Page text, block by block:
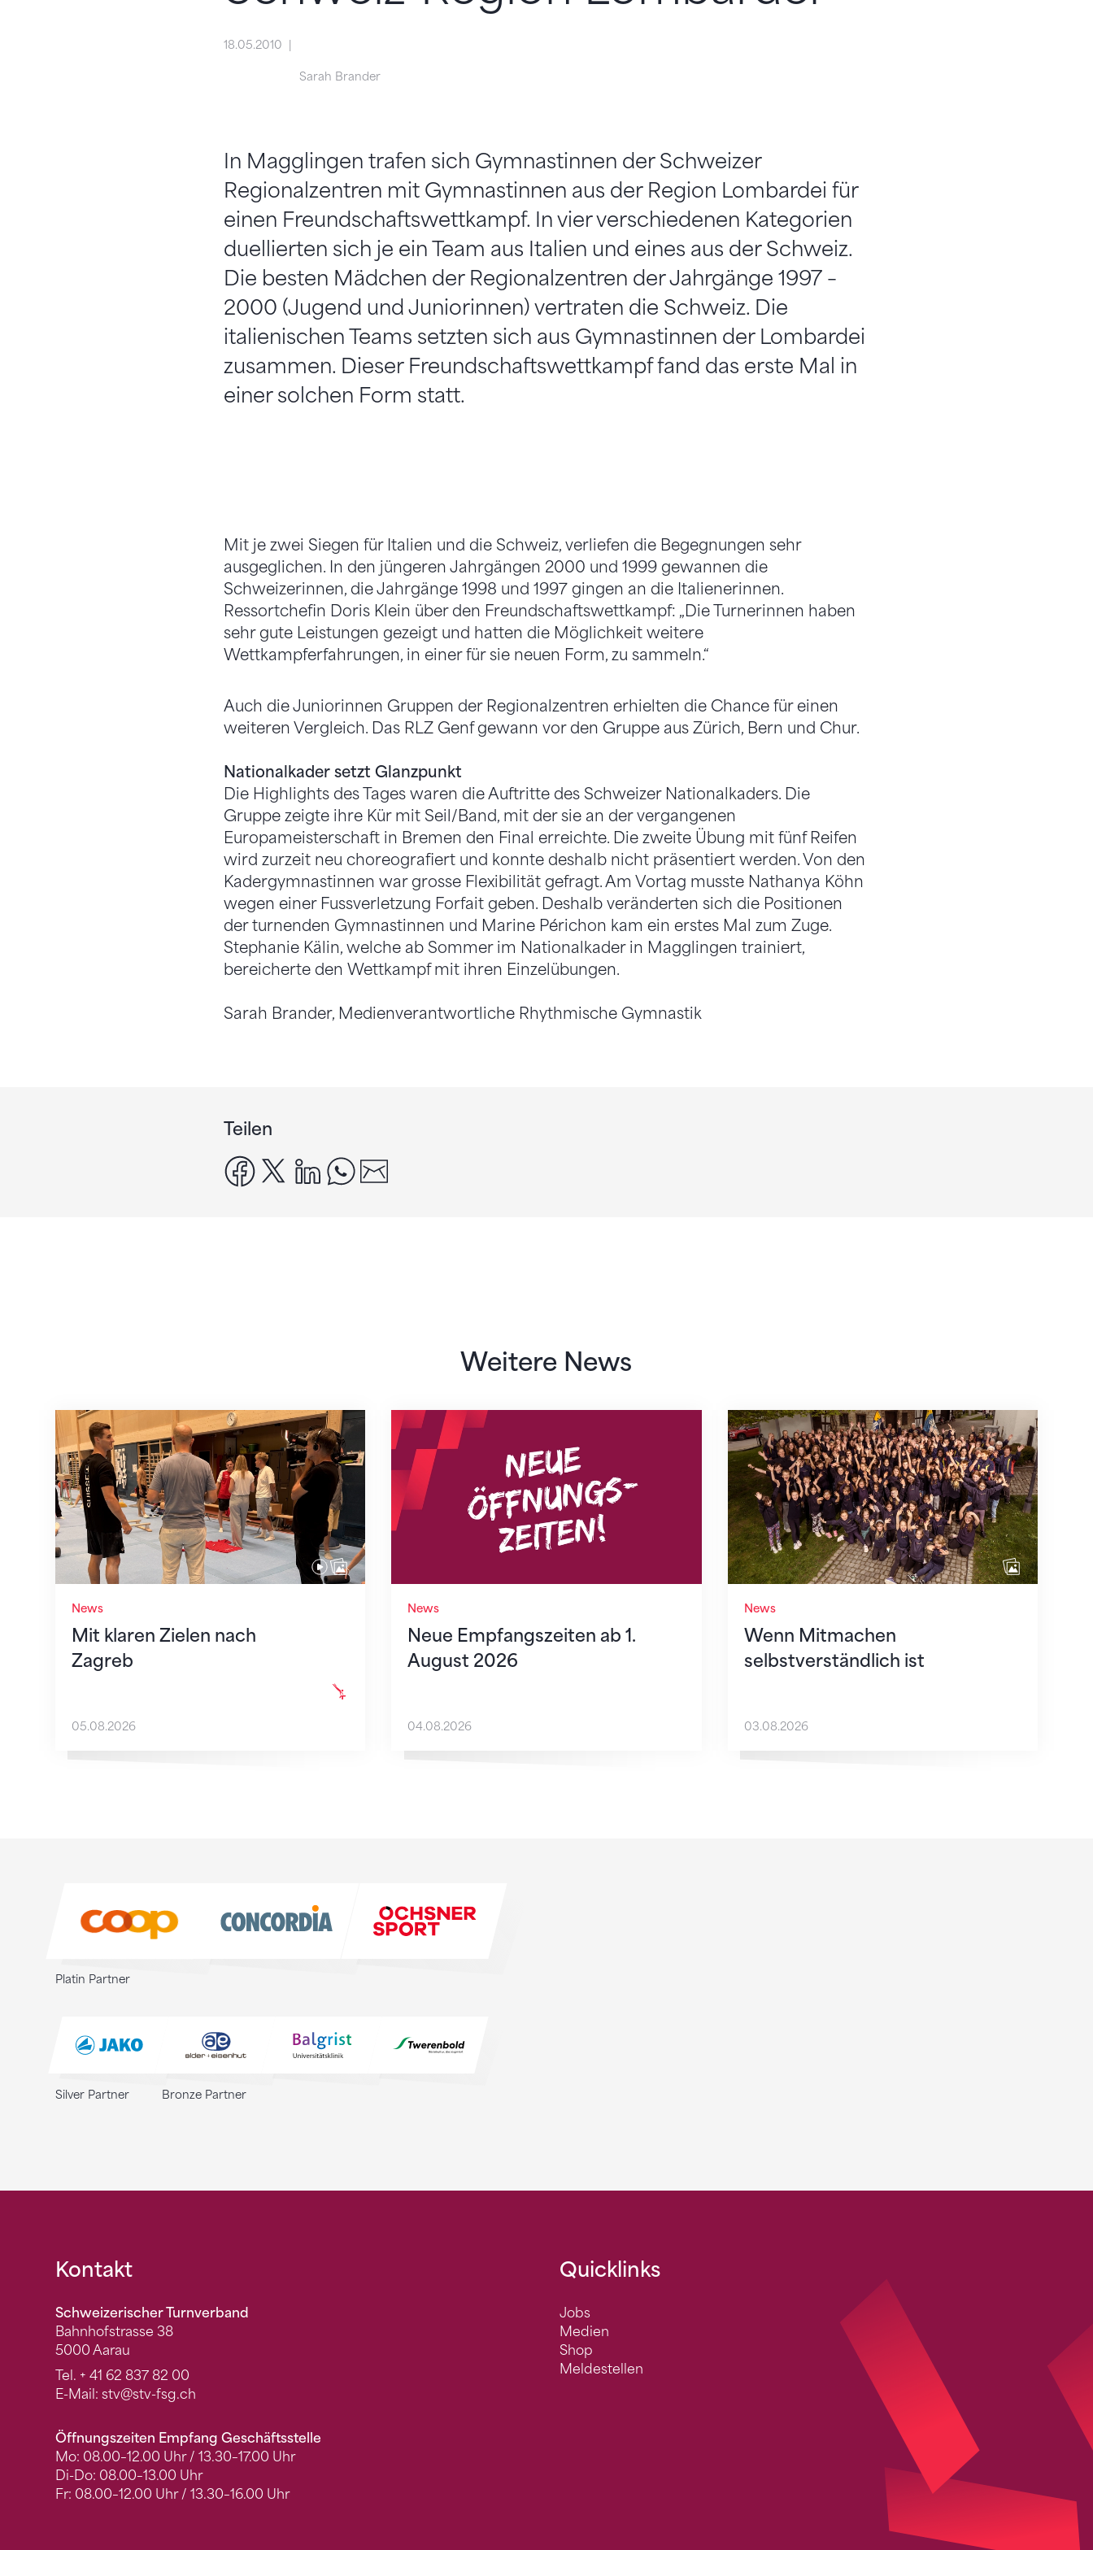
18.05.2010
Sarah Brander
In Magglingen trafen sich Gymnastinnen der Schweizer
Regionalzentren mit Gymnastinnen aus der Region Lombardei für
einen Freundschaftswettkampf. In vier verschiedenen Kategorien
duellierten sich je ein Team aus Italien und eines aus der Schweiz.
Die besten Mädchen der Regionalzentren der Jahrgänge 1997 –
2000 (Jugend und Juniorinnen) vertraten die Schweiz. Die
italienischen Teams setzten sich aus Gymnastinnen der Lombardei
zusammen. Dieser Freundschaftswettkampf fand das erste Mal in
einer solchen Form statt.
Mit je zwei Siegen für Italien und die Schweiz, verliefen die Begegnungen sehr
ausgeglichen. In den jüngeren Jahrgängen 2000 und 1999 gewannen die
Schweizerinnen, die Jahrgänge 1998 und 1997 gingen an die Italienerinnen.
Ressortchefin Doris Klein über den Freundschaftswettkampf: „Die Turnerinnen haben
sehr gute Leistungen gezeigt und hatten die Möglichkeit weitere
Wettkampferfahrungen, in einer für sie neuen Form, zu sammeln.“
Auch die Juniorinnen Gruppen der Regionalzentren erhielten die Chance für einen
weiteren Vergleich. Das RLZ Genf gewann vor den Gruppe aus Zürich, Bern und Chur.
Nationalkader setzt Glanzpunkt
Die Highlights des Tages waren die Auftritte des Schweizer Nationalkaders. Die
Gruppe zeigte ihre Kür mit Seil/Band, mit der sie an der vergangenen
Europameisterschaft in Bremen den Final erreichte. Die zweite Übung mit fünf Reifen
wird zurzeit neu choreografiert und konnte deshalb nicht präsentiert werden. Von den
Kadergymnastinnen war grosse Flexibilität gefragt. Am Vortag musste Nathanya Köhn
wegen einer Fussverletzung Forfait geben. Deshalb veränderten sich die Positionen
der turnenden Gymnastinnen und Marine Périchon kam ein erstes Mal zum Zuge.
Stephanie Kälin, welche ab Sommer im Nationalkader in Magglingen trainiert,
bereicherte den Wettkampf mit ihren Einzelübungen.
Sarah Brander, Medienverantwortliche Rhythmische Gymnastik
Teilen
facebook
x linkedinwhatsapp
Weitere News
News
Mit klaren Zielen nach
Zagreb
Mit klaren Zielen nach Zagreb
05.08.2026
News
Neue Empfangszeiten ab 1.
August 2026
Neue Empfangszeiten ab 1. August 2026
04.08.2026
News
Wenn Mitmachen
selbstverständlich ist
Wenn Mitmachen selbstverständlich ist
03.08.2026
Platin Partner
Silver Partner Bronze Partner
Fusszeile
Kontakt
Schweizerischer Turnverband
Bahnhofstrasse 38
5000 Aarau
Tel. + 41 62 837 82 00
E-Mail: stv@stv-fsg.ch
Öffnungszeiten Empfang Geschäftsstelle
Mo: 08.00–12.00 Uhr / 13.30–17.00 Uhr
Di-Do: 08.00–13.00 Uhr
Fr: 08.00–12.00 Uhr / 13.30–16.00 Uhr
Quicklinks
Jobs
Medien
Shop
Meldestellen